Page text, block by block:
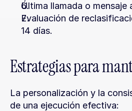
Última llamada o mensaje
Evaluación de
14 días.
Estrategias para
La personalización y la
de una ejecución efectiva: